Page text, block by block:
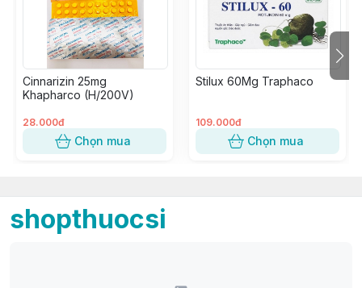
Cinnarizin 25mg
Khapharco (H/200V)
28.000đ
Chọn mua
Stilux 60Mg Traphaco
109.000đ
Chọn mua
shopthuocsi